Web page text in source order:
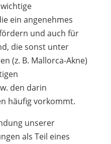
ein angenehmes
und auch für
die sonst unter
(z. B. Mallorca-Akne)
den darin
häufig vorkommt.
unserer
als Teil eines